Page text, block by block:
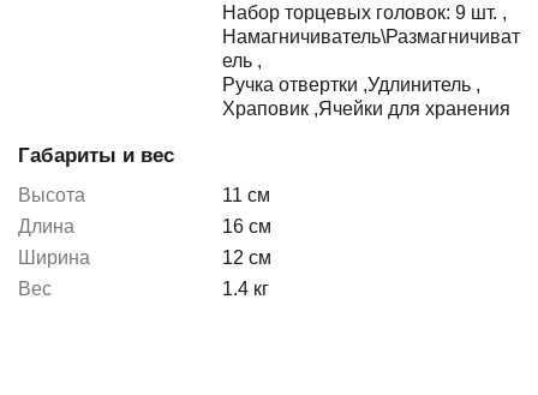
Набор торцевых головок: 9 шт. ,
Намагничиватель\Размагничиват
ель ,
Ручка отвертки ,Удлинитель ,
Храповик ,Ячейки для хранения
Габариты и вес
Высота
11 см
Длина
16 см
Ширина
12 см
Вес
1.4 кг